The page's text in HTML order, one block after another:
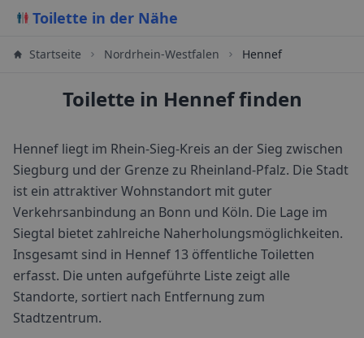
Toilette in der Nähe
Startseite Nordrhein-Westfalen Hennef
Toilette in Hennef finden
Hennef liegt im Rhein-Sieg-Kreis an der Sieg zwischen
Siegburg und der Grenze zu Rheinland-Pfalz. Die Stadt
ist ein attraktiver Wohnstandort mit guter
Verkehrsanbindung an Bonn und Köln. Die Lage im
Siegtal bietet zahlreiche Naherholungsmöglichkeiten.
Insgesamt sind in Hennef 13 öffentliche Toiletten
erfasst. Die unten aufgeführte Liste zeigt alle
Standorte, sortiert nach Entfernung zum
Stadtzentrum.